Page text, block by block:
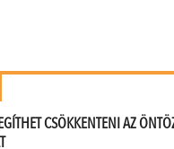
CSÖKKENTENI AZ